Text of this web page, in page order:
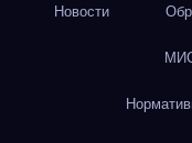
Новости